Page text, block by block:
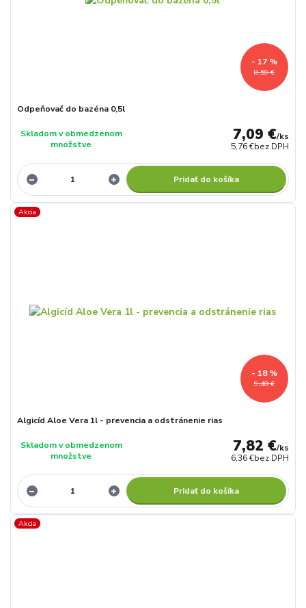
8,59 €
- 17 %
Odpeňovač do bazéna 0,5l
7,09 €/ks
5,76 €bez DPH
Skladom v obmedzenom
množstve
Pridať do košíka
Akcia
9,48 €
- 18 %
Algicíd Aloe Vera 1l - prevencia a odstránenie rias
7,82 €/ks
6,36 €bez DPH
Skladom v obmedzenom
množstve
Pridať do košíka
Akcia